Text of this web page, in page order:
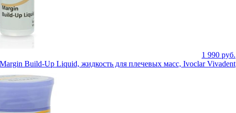
1 990 руб.
Build-Up Liquid, жидкость для плечевых масс, Ivoclar Vivadent